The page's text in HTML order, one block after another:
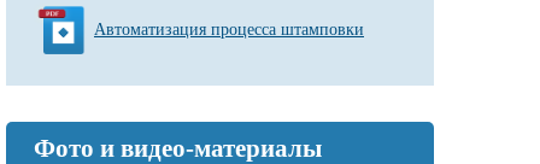
Автоматизация процесса штамповки
Фото и видео-материалы